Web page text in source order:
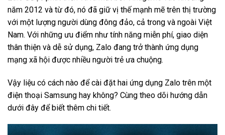
năm 2012 và từ đó, nó đã giữ vị thế mạnh mẽ trên thị trường
với một lượng người dùng đông đảo, cả trong và ngoài Việt
Nam. Với những ưu điểm như tính năng miễn phí, giao diện
thân thiện và dễ sử dụng, Zalo đang trở thành ứng dụng
mạng xã hội được nhiều người trẻ ưa chuộng.
Vậy liệu có cách nào để cài đặt hai ứng dụng Zalo trên một
điện thoại Samsung hay không? Cùng theo dõi hướng dẫn
dưới đây để biết thêm chi tiết.